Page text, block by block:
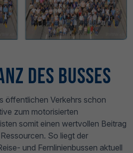
des Busses
öffentlichen Verkehrs schon
zum motorisierten
somit einen wertvollen Beitrag
So liegt der
und Fernlinienbussen aktuell